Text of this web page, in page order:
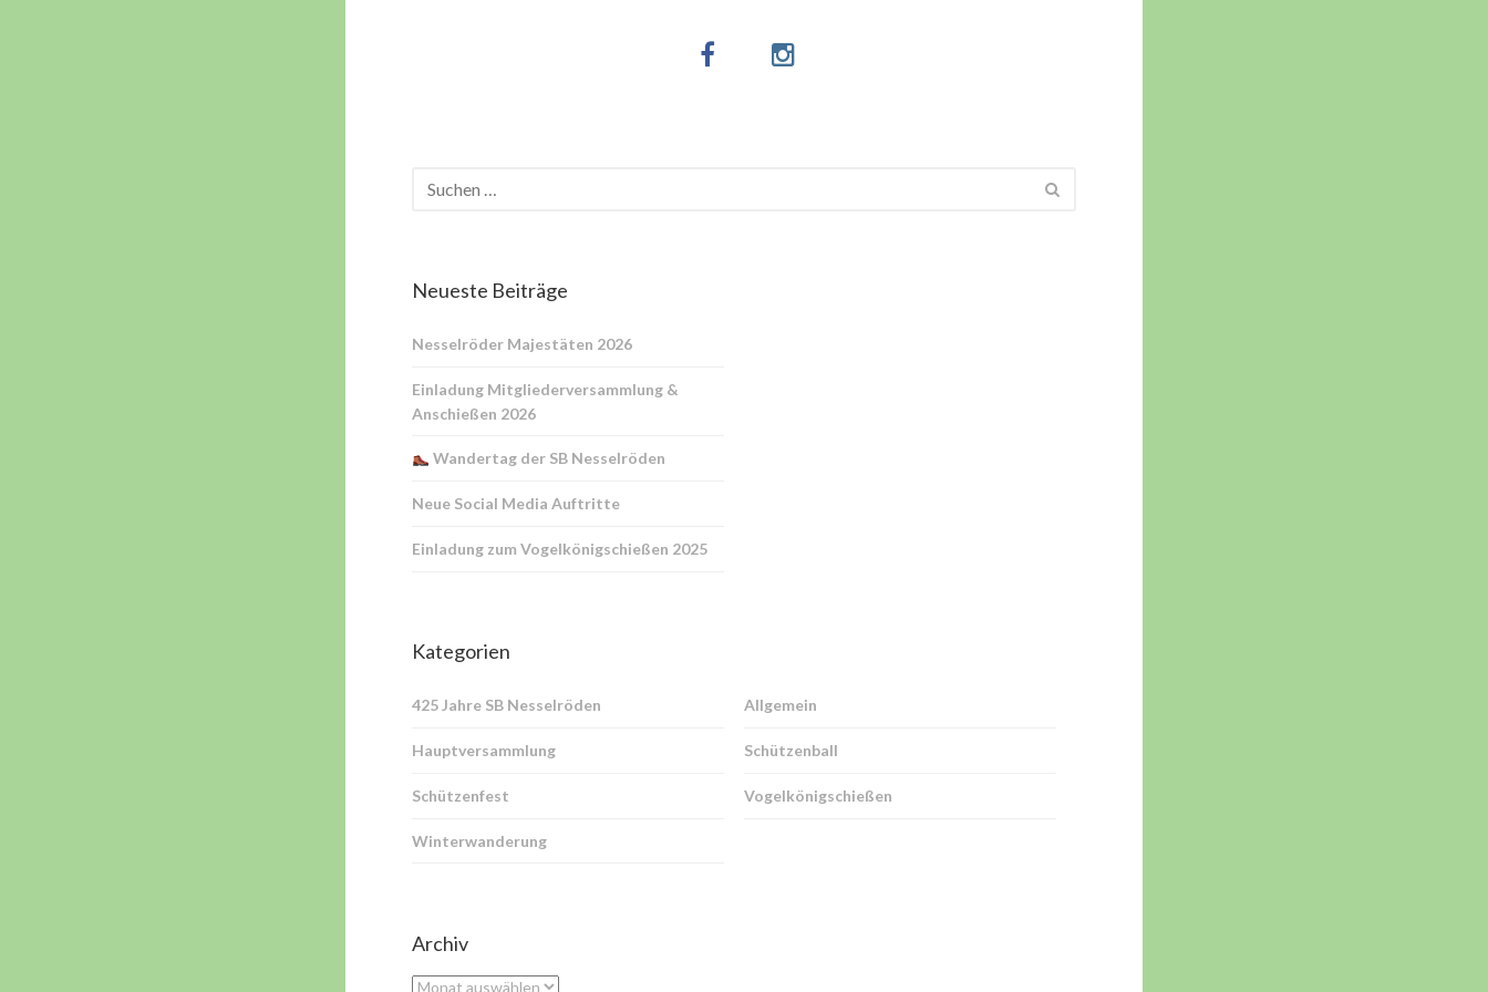
Neueste Beiträge
Nesselröder Majestäten 2026
Einladung Mitgliederversammlung &
Anschießen 2026
Wandertag der SB Nesselröden
Neue Social Media Auftritte
Einladung zum Vogelkönigschießen 2025
Kategorien
425 Jahre SB Nesselröden Allgemein
Hauptversammlung Schützenball
Schützenfest Vogelkönigschießen
Winterwanderung
Archiv
Archiv